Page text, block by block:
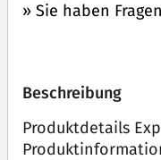
» Sie haben
Beschreibung
Produktdetails